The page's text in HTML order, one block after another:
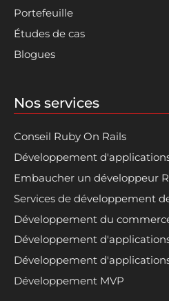
Portefeuille
Études de cas
Blogues
Nos services
Conseil Ruby On Rails
Développement
Embaucher un développeur
Services de développement
Développement du
Développement
Développement
Développement MVP